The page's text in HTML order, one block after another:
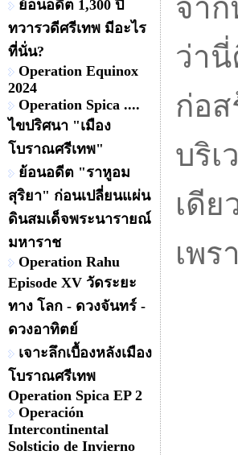
ย้อนอดีต 1,300 ปี
ทวารวดีศรีเทพ มีอะไร
ที่นั่น?
Operation Equinox
2024
Operation Spica ....
ไขปริศนา "เมือง
โบราณศรีเทพ"
ย้อนอดีต "ราหูอม
สุริยา" ก่อนเปลี่ยนแผ่น
ดินสมเด็จพระนารายณ์
มหาราช
Operation Rahu
Episode XV วัดระยะ
ทาง โลก - ดวงจันทร์ -
ดวงอาทิตย์
เจาะลึกเบื้องหลังเมือง
โบราณศรีเทพ
Operation Spica EP 2
Operación
Intercontinental
Solsticio de Invierno
จา
ว่า
ก่อ
บริเ
เดี
เพ